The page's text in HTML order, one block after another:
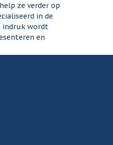
ze verder op
in de
indruk wordt
en